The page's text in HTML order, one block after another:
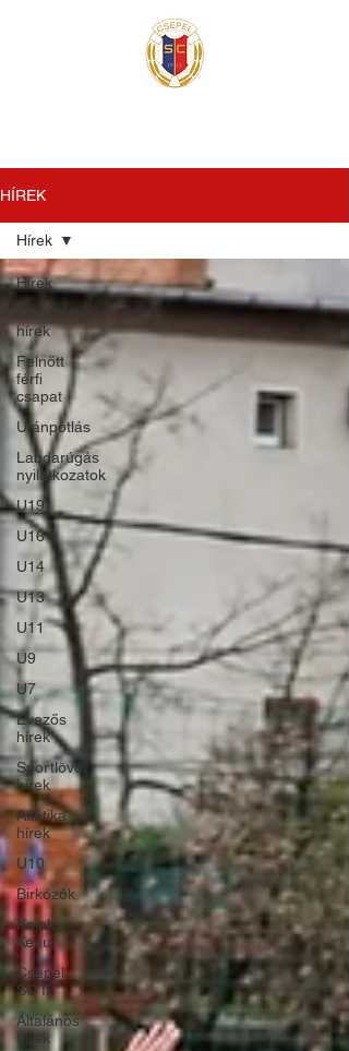
HÍREK
Hírek
hírek
Felnőtt
férfi
csapat
Utánpótlás
Labdarúgás
nyilatkozatok
U19
U16
U14
U13
U11
U9
U7
Evezős
hírek
Sportlövő
hírek
Atlétika
hírek
U10
Birkózók
Kajak-
Kenu
Csepel
SC II
Általános
hírek
Hírek